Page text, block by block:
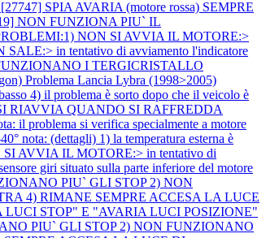
SPIA AVARIA (motore rossa) SEMPRE
NON FUNZIONA PIU` IL
NON SI AVVIA IL MOTORE:>
SALE:> in tentativo di avviamento l'indicatore
I TERGICRISTALLO
Problema Lancia Lybra (1998>2005)
4) il problema è sorto dopo che il veicolo è
RIAVVIA QUANDO SI RAFFREDDA
problema si verifica specialmente a motore
(dettagli) 1) la temperatura esterna è
SI AVVIA IL MOTORE:> in tentativo di
giri situato sulla parte inferiore del motore
PIU` GLI STOP 2) NON
4) RIMANE SEMPRE ACCESA LA LUCE
STOP" E "AVARIA LUCI POSIZIONE"
PIU` GLI STOP 2) NON FUNZIONANO